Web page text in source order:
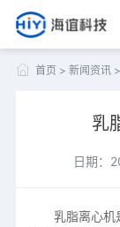
首页 > 新闻资讯>
乳
日期：
乳脂离心机是